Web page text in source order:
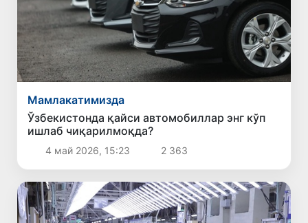
Мамлакатимизда
Ўзбекистонда қайси автомобиллар энг кўп
ишлаб чиқарилмоқда?
4 май 2026, 15:23 2 363